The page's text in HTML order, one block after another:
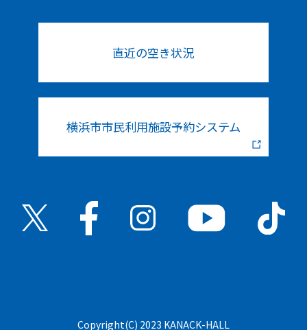
直近の空き状況
横浜市市民利用施設予約システム
Copyright(C) 2023 KANACK-HALL